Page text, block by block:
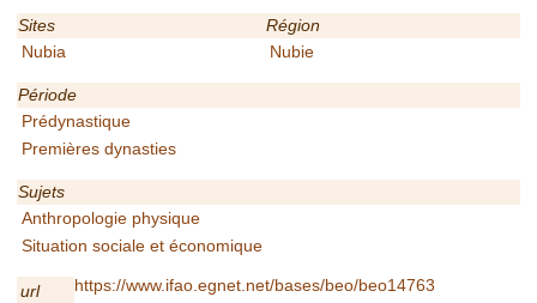
Sites
Région
Nubia
Nubie
Période
Prédynastique
Premières dynasties
Sujets
Anthropologie physique
Situation sociale et économique
url https://www.ifao.egnet.net/bases/beo/beo14763